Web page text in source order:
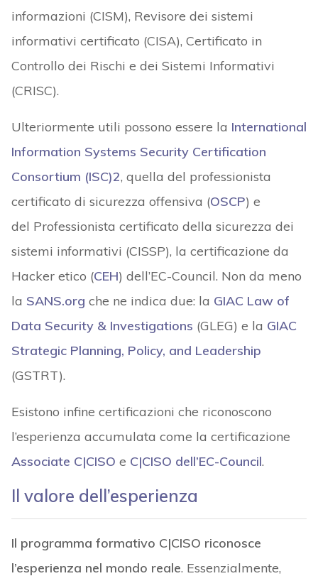
informazioni (CISM), Revisore dei sistemi
informativi certificato (CISA), Certificato in
Controllo dei Rischi e dei Sistemi Informativi
(CRISC).
Ulteriormente utili possono essere la International
Information Systems Security Certification
Consortium (ISC)2, quella del professionista
certificato di sicurezza offensiva (OSCP) e
del Professionista certificato della sicurezza dei
sistemi informativi (CISSP), la certificazione da
Hacker etico (CEH) dell’EC-Council. Non da meno
la SANS.org che ne indica due: la GIAC Law of
Data Security & Investigations (GLEG) e la GIAC
Strategic Planning, Policy, and Leadership
(GSTRT).
Esistono infine certificazioni che riconoscono
l’esperienza accumulata come la certificazione
Associate C|CISO e C|CISO dell’EC-Council.
Il valore dell’esperienza
Il programma formativo C|CISO riconosce
l’esperienza nel mondo reale. Essenzialmente,